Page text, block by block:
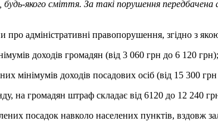
якого сміття. За такі порушення
про адміністративні правопорушення, згідно з
доходів громадян (від 3 060 грн до 6 120 грн);
мінімумів доходів посадових осіб (від 15 300
на громадян штраф складає від 6120 до 12 240
посадок навколо населених пунктів, вздовж